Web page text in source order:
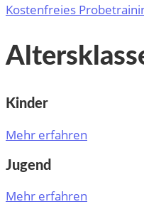
Kostenfreies
Kinder
Mehr erfahren
Jugend
Mehr erfahren